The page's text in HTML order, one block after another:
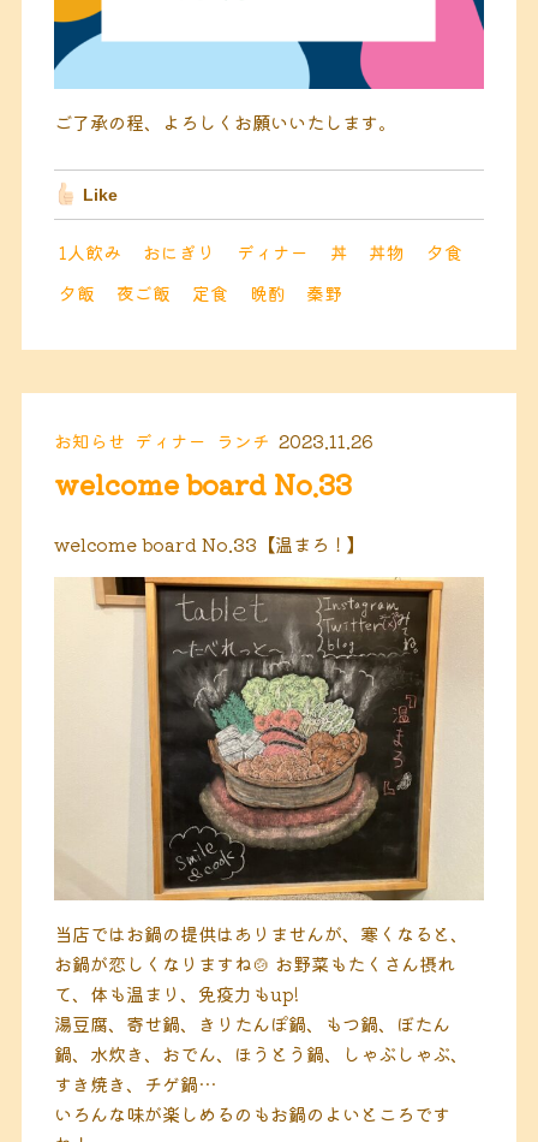
ご了承の程、よろしくお願いいたします。
Like
1人飲み おにぎり ディナー 丼 丼物
夕食
夕飯
夜ご飯 定食 晩酌 秦野
お知らせ ディナー ランチ 2023.11.26
welcome board No.33
welcome board No.33【温まろ！】
当店ではお鍋の提供はありませんが、寒くなると、
お鍋が恋しくなりますね🍲 お野菜もたくさん摂れ
て、体も温まり、免疫力もup!
湯豆腐、寄せ鍋、きりたんぽ鍋、もつ鍋、ぼたん
鍋、水炊き、おでん、ほうとう鍋、しゃぶしゃぶ、
すき焼き、チゲ鍋…
いろんな味が楽しめるのもお鍋のよいところです